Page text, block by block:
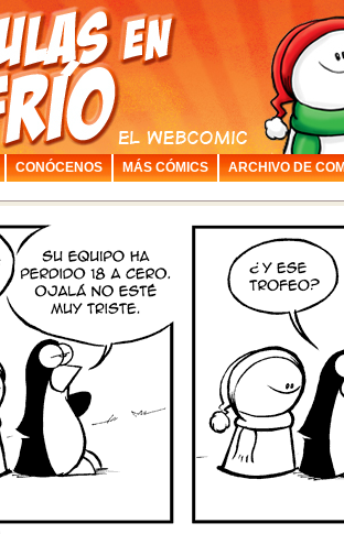
CONÓCENOS MÁS CÓMICS ARCHIVO DE